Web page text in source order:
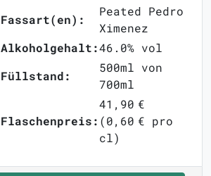
Fassart(en):
Peated Pedro
Ximenez
Alkoholgehalt:46.0% vol
Füllstand:
500ml von
700ml
Flaschenpreis:
41,90 €
(0,60 € pro
cl)